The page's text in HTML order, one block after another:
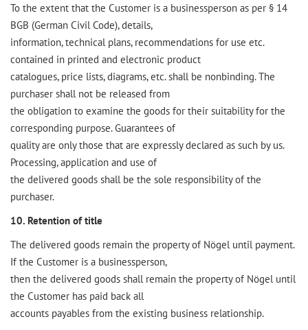
To the extent that the Customer is a businessperson as per § 14
BGB (German Civil Code), details,
information, technical plans, recommendations for use etc.
contained in printed and electronic product
catalogues, price lists, diagrams, etc. shall be nonbinding. The
purchaser shall not be released from
the obligation to examine the goods for their suitability for the
corresponding purpose. Guarantees of
quality are only those that are expressly declared as such by us.
Processing, application and use of
the delivered goods shall be the sole responsibility of the
purchaser.
10. Retention of title
The delivered goods remain the property of Nögel until payment.
If the Customer is a businessperson,
then the delivered goods shall remain the property of Nögel until
the Customer has paid back all
accounts payables from the existing business relationship.